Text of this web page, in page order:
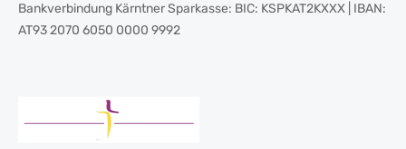
Bankverbindung Kärntner Sparkasse: BIC: KSPKAT2KXXX | IBAN:
AT93 2070 6050 0000 9992